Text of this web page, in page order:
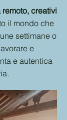
creativi
il mondo che
settimane o
e
e autentica